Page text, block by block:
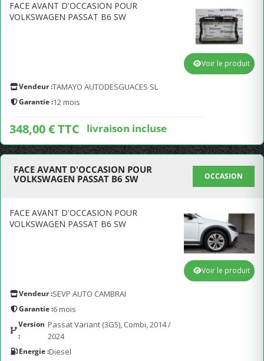
FACE AVANT D'OCCASION POUR
VOLKSWAGEN PASSAT B6 SW
Vendeur :TAMAYO AUTODESGUACES SL
Garantie :12 mois
348,00 € TTC livraison incluse
Voir le produit
FACE AVANT D'OCCASION POUR
VOLKSWAGEN PASSAT B6 SW
OCCASION
FACE AVANT D'OCCASION POUR
VOLKSWAGEN PASSAT B6 SW
Vendeur :SEVP AUTO CAMBRAI
Garantie :6 mois
Version
:
Passat Variant (3G5), Combi, 2014 /
2024
Energie :Diesel
Voir le produit